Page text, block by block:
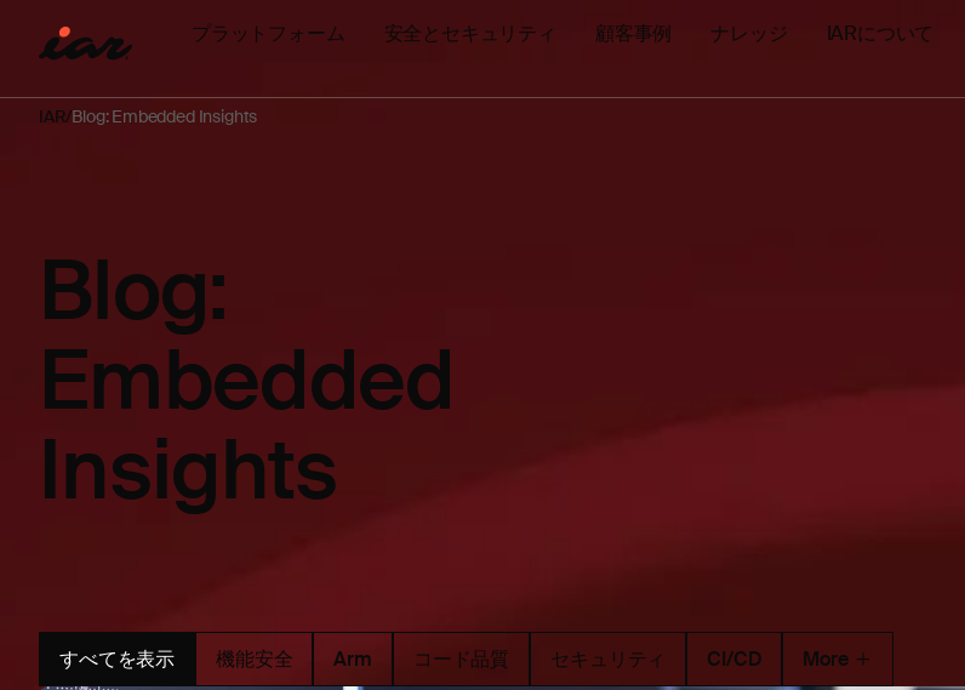
プラットフォーム 安全とセキュリティ 顧客事例 ナレッジ IARについて
IAR Blog: Embedded Insights
Blog:
Embedded
Insights
すべてを表示 機能安全 Arm コード品質 セキュリティ CI/CD More